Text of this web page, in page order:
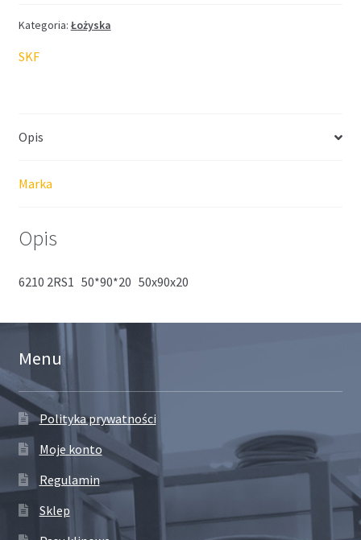
Kategoria: Łożyska
SKF
Opis
Marka
Opis
6210 2RS1 50*90*20 50x90x20
Menu
Polityka prywatności
Moje konto
Regulamin
Sklep